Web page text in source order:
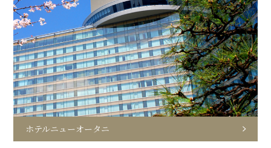
ホテルニューオータニ